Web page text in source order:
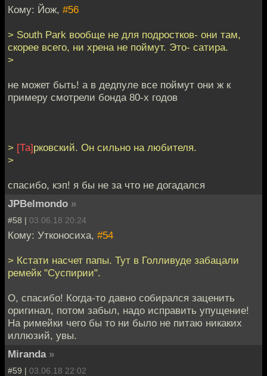
Кому: Йож, #56
> South Park вообще не для подростков- они там,
скорее всего, ни хрена не поймут. Это- сатира.
>
не может быть! а в дедпуле все поймут они ж к
примеру смотрели бонда 80-х годов
> [Та]рковский. Он сильно на любителя.
>
спасибо, кэп! я бы не за что не догадался
JPBelmondo »
#58 | 03.06.18 20:24
Кому: Утконосиха, #54
> Кстати насчет папы. Тут в Голливуде забацали
ремейк "Суспирии".
О, спасибо! Когда-то давно собирался заценить
оригинал, потом забыл, надо исправить упущение!
На римейки чего бы то ни было не питаю никаких
иллюзий, увы.
Miranda »
#59 | 03.06.18 22:02